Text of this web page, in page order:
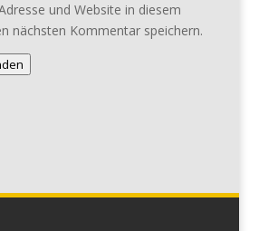
und Website in diesem
nächsten Kommentar speichern.